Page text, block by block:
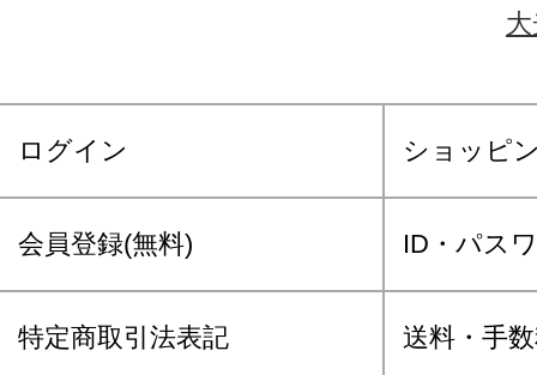
ログイン ショッピ
会員登録(無料) ID・パス
特定商取引法表記 送料・手